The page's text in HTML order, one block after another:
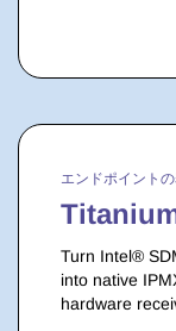
エンドポイント
Turn Intel®
into native
hardware